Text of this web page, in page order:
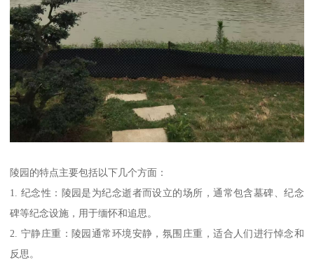
陵园的特点主要包括以下几个方面：
1. 纪念性：陵园是为纪念逝者而设立的场所，通常包含墓碑、纪念
碑等纪念设施，用于缅怀和追思。
2. 宁静庄重：陵园通常环境安静，氛围庄重，适合人们进行悼念和
反思。